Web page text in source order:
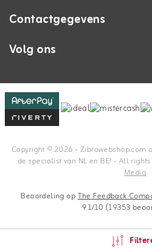
Contactgegevens
Volg ons
Copyright © 2026 -
de specialist van NL en BE! - All
Media
Beoordeling opThe Feedback
9.1/10 (19353